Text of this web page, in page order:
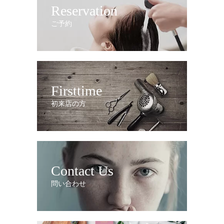
Reservation
ご予約
Firsttime
初来店の方
Contact Us
問い合わせ